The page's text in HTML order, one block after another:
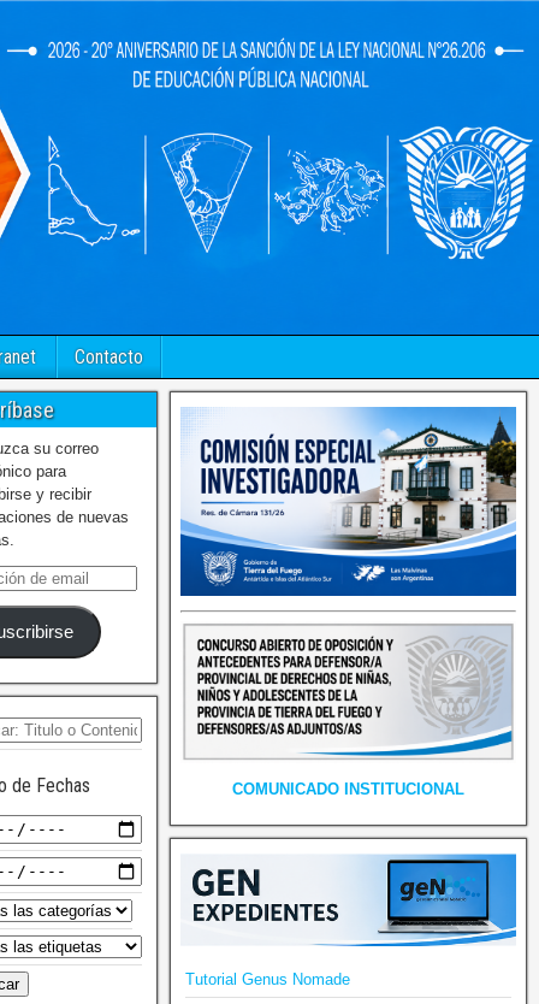
Contacto
su correo
para
y recibir
de nuevas
de Fechas COMUNICADO INSTITUCIONAL
Tutorial Genus Nomade